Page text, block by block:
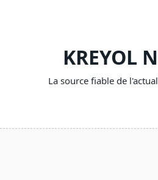
KREYOL
La source fiable de